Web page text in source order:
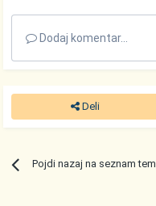
Dodaj komentar...
Deli
Pojdi nazaj na seznam tem